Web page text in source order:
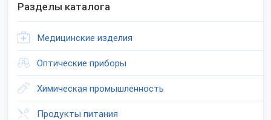
Разделы каталога
Медицинские изделия
Оптические приборы
Химическая промышленность
Продукты питания